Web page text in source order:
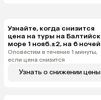
Узнайте, когда снизится
цена на туры на
море 1 нояб.±2, на 6
Оповестим в течение 1 минуты,
если цена снизится
Узнать о снижении цены